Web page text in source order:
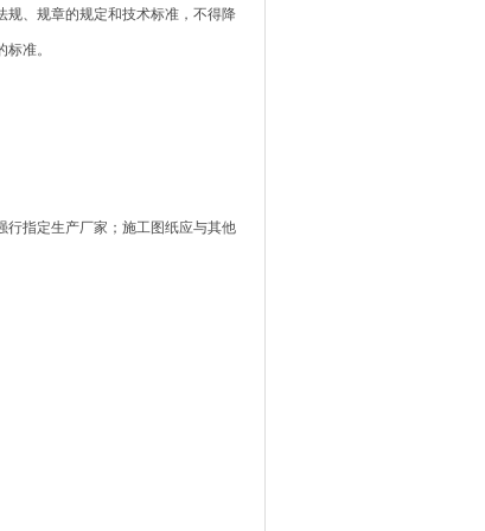
规、规章的规定和技术标准，不得降
准。
行指定生产厂家；施工图纸应与其他